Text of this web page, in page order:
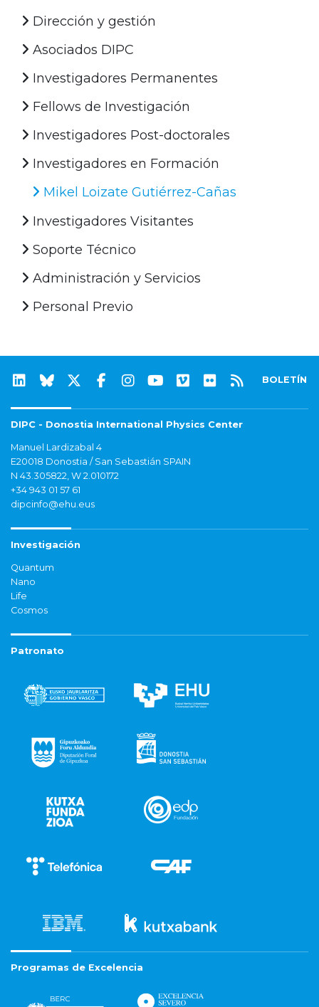
Dirección y gestión
Asociados DIPC
Investigadores Permanentes
Fellows de Investigación
Investigadores Post-doctorales
Investigadores en Formación
Mikel Loizate Gutiérrez-Cañas
Investigadores Visitantes
Soporte Técnico
Administración y Servicios
Personal Previo
BOLETÍN
DIPC - Donostia International Physics Center
Manuel Lardizabal 4
E20018 Donostia / San Sebastián SPAIN
N 43.305822, W 2.010172
+34 943 01 57 61
dipcinfo@ehu.eus
Investigación
Quantum
Nano
Life
Cosmos
Patronato
Programas de Excelencia